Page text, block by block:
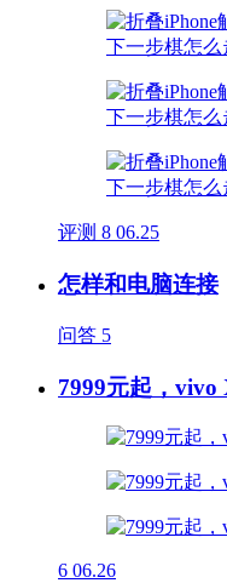
评测 8 06.25
怎样和电脑连接
问答 5
7999元起，
6 06.26